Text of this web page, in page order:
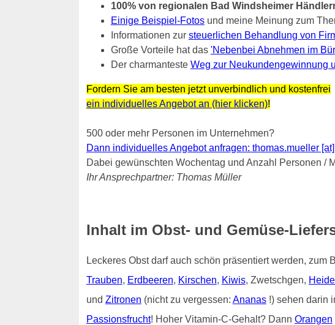
100% von regionalen Bad Windsheimer
Einige Beispiel-Fotosund meine Meinung zum
Informationen zur steuerlichen Behandlung von
Große Vorteile hat das 'Nebenbei Abnehmen im
Der charmanteste Weg zur Neukundengewinnung
Fordern Sie am besten jetzt unverbindlich und kostenfrei
ein individuelles Angebot an (hier klicken)!
500 oder mehr Personen im Unternehmen?
Dann individuelles Angebot anfragen: thomas.mueller
Dabei gewünschten Wochentag und Anzahl Personen /
Ihr Ansprechpartner: Thomas Müller
Inhalt im Obst- und Gemüse-
Leckeres Obst darf auch schön präsentiert werden, zum
Trauben, Erdbeeren, Kirschen, Kiwis, Zwetschgen,
und Zitronen (nicht zu vergessen: Ananas!) sehen darin
Passionsfrucht! Hoher Vitamin-C-Gehalt? Dann Orangen